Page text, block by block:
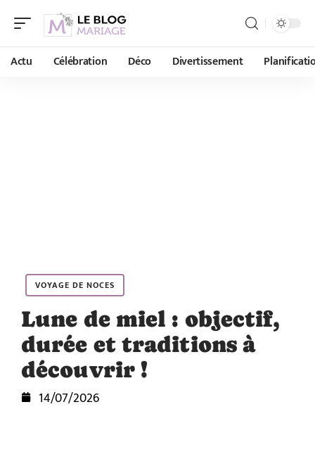
Actu Célébration Déco Divertissement
VOYAGE DE NOCES
Lune de miel : objectif,
durée et traditions à
découvrir !
14/07/2026